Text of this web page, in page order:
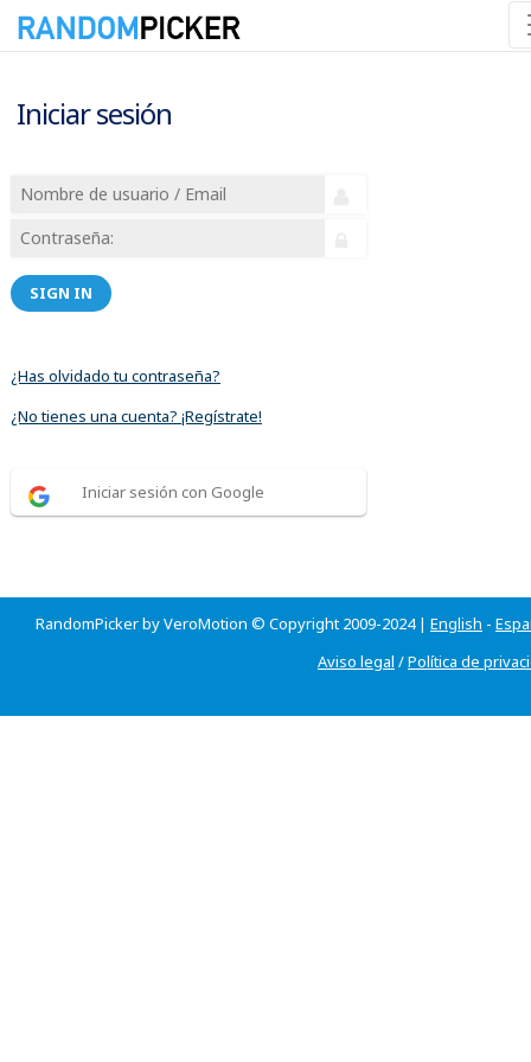
Iniciar sesión
SIGN IN
¿Has olvidado tu contraseña?
¿No tienes una cuenta? ¡Regístrate!
Iniciar sesión con Google
RandomPicker by VeroMotion © Copyright 2009-2024 | English -
Aviso legal /Política de